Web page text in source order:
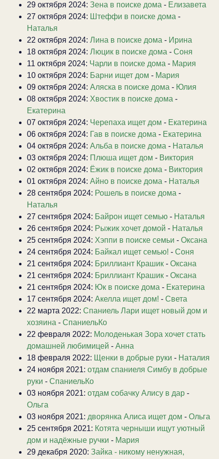
29 октября 2024: Зена в поиске дома - Елизавета
27 октября 2024: Штеффи в поиске дома -
Наталья
22 октября 2024: Лина в поиске дома - Ирина
18 октября 2024: Люцик в поиске дома - Соня
11 октября 2024: Чарли в поиске дома - Мария
10 октября 2024: Барни ищет дом - Мария
09 октября 2024: Аляска в поиске дома - Юлия
08 октября 2024: Хвостик в поиске дома -
Екатерина
07 октября 2024: Черепаха ищет дом - Екатерина
06 октября 2024: Гав в поиске дома - Екатерина
04 октября 2024: Альба в поиске дома - Наталья
03 октября 2024: Плюша ищет дом - Виктория
02 октября 2024: Ёжик в поиске дома - Виктория
01 октября 2024: Айно в поиске дома - Наталья
28 сентября 2024: Рошель в поиске дома -
Наталья
27 сентября 2024: Байрон ищет семью - Наталья
26 сентября 2024: Рыжик хочет домой - Наталья
25 сентября 2024: Хэппи в поиске семьи - Оксана
24 сентября 2024: Байкал ищет семью! - Соня
21 сентября 2024: Бриллиант Крашик - Оксана
21 сентября 2024: Бриллиант Крашик - Оксана
21 сентября 2024: Юк в поиске дома - Екатерина
17 сентября 2024: Акелла ищет дом! - Света
22 марта 2022: Спаниель Лари ищет новый дом и
хозяина - СпаниельКо
22 февраля 2022: Молоденькая Зора хочет стать
домашней любимицей - Анна
18 февраля 2022: Щенки в добрые руки - Наталия
24 ноября 2021: отдам спаниеля Симбу в добрые
руки - СпаниельКо
03 ноября 2021: отдам собачку Алису в дар -
Ольга
03 ноября 2021: дворянка Алиса ищет дом - Ольга
25 сентября 2021: Котята черныши ищут уютный
дом и надёжные ручки - Мария
29 декабря 2020: Зайка - никому ненужная,